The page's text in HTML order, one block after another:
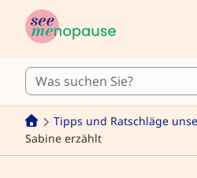
Tipps und Ratschläge
Sabine erzählt